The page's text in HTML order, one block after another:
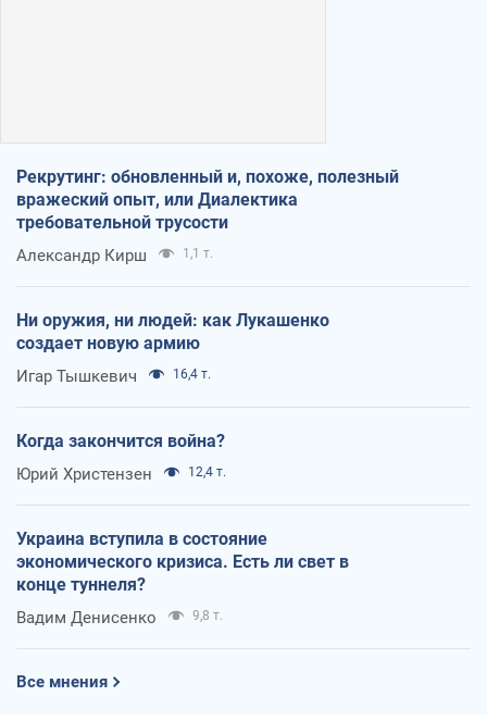
Рекрутинг: обновленный и, похоже, полезный
вражеский опыт, или Диалектика
требовательной трусости
Александр Кирш 1,1 т.
Ни оружия, ни людей: как Лукашенко
создает новую армию
Игар Тышкевич 16,4 т.
Когда закончится война?
Юрий Христензен 12,4 т.
Украина вступила в состояние
экономического кризиса. Есть ли свет в
конце туннеля?
Вадим Денисенко 9,8 т.
Все мнения